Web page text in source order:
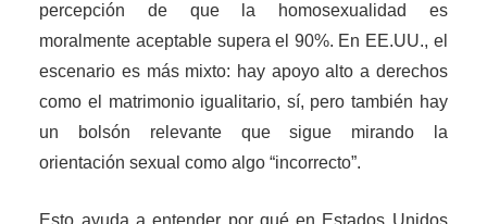
percepción de que la homosexualidad es
moralmente aceptable supera el 90%. En EE.UU., el
escenario es más mixto: hay apoyo alto a derechos
como el matrimonio igualitario, sí, pero también hay
un bolsón relevante que sigue mirando la
orientación sexual como algo “incorrecto”.